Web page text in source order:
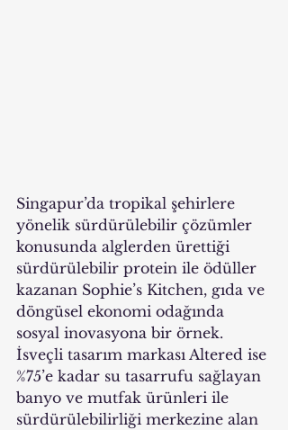
Singapur’da tropikal şehirlere
yönelik sürdürülebilir çözümler
konusunda alglerden ürettiği
sürdürülebilir protein ile ödüller
kazanan Sophie’s Kitchen, gıda ve
döngüsel ekonomi odağında
sosyal inovasyona bir örnek.
İsveçli tasarım markası Altered ise
%75’e kadar su tasarrufu sağlayan
banyo ve mutfak ürünleri ile
sürdürülebilirliği merkezine alan